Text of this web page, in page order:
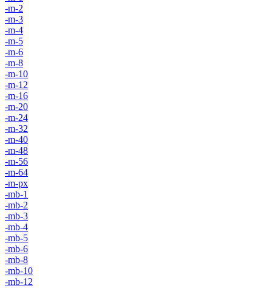
-m-2
-m-3
-m-4
-m-5
-m-6
-m-8
-m-10
-m-12
-m-16
-m-20
-m-24
-m-32
-m-40
-m-48
-m-56
-m-64
-m-px
-mb-1
-mb-2
-mb-3
-mb-4
-mb-5
-mb-6
-mb-8
-mb-10
-mb-12